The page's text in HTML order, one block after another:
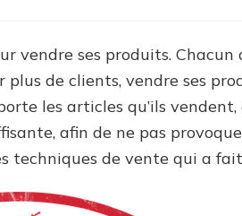
vendre ses produits.
plus de clients, vendre ses
les articles qu’ils
afin de ne pas
techniques de vente qui a